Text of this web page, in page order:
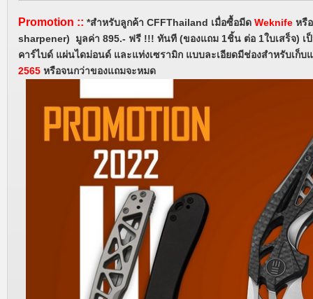
Promotion :: *สำหรับลูกค้า CFFThailand เมื่อซื้อมีด Weknife หรื
sharpener) มูลค่า 895.- ฟรี !!! ทันที (ของแถม 1ชิ้น ต่อ 1ใบเสร็จ)
คาร์ไบด์ แผ่นไดม่อนด์ และแท่งเซรามิก แบบละเอียดมีช่องสำหรับเก็บ
2565 หรือจนกว่าของแถมจะหมด